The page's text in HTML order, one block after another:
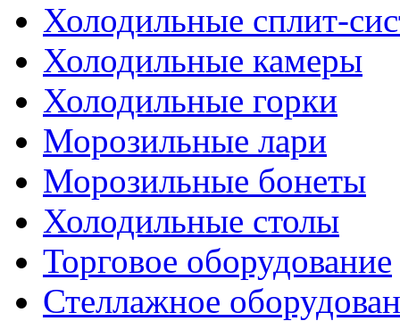
Холодильные сплит-
Холодильные камеры
Холодильные горки
Морозильные лари
Морозильные бонеты
Холодильные столы
Торговое оборудование
Стеллажное